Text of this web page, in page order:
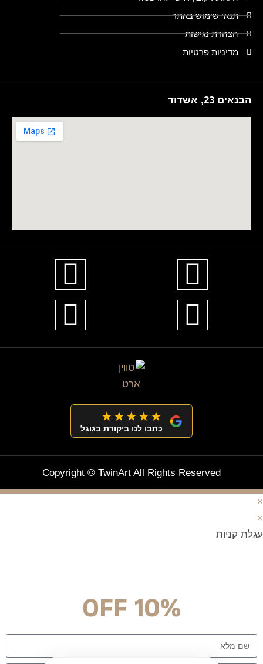
תנאי שימוש באתר
הצהרת נגישות
מדיניות פרטיות
הבנאים 23, אשדוד
★★★★★
כתבו לנו ביקורת בגוגל
Copyright © TwinArt All Rights Reserved
×
×
עגלת קניות
10% OFF